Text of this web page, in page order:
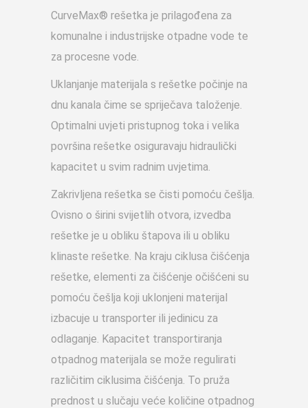
CurveMax® rešetka je prilagođena za
komunalne i industrijske otpadne vode te
za procesne vode.
Uklanjanje materijala s rešetke počinje na
dnu kanala čime se spriječava taloženje.
Optimalni uvjeti pristupnog toka i velika
površina rešetke osiguravaju hidraulički
kapacitet u svim radnim uvjetima.
Zakrivljena rešetka se čisti pomoću češlja.
Ovisno o širini svijetlih otvora, izvedba
rešetke je u obliku štapova ili u obliku
klinaste rešetke. Na kraju ciklusa čišćenja
rešetke, elementi za čišćenje očišćeni su
pomoću češlja koji uklonjeni materijal
izbacuje u transporter ili jedinicu za
odlaganje. Kapacitet transportiranja
otpadnog materijala se može regulirati
različitim ciklusima čišćenja. To pruža
prednost u slučaju veće količine otpadnog